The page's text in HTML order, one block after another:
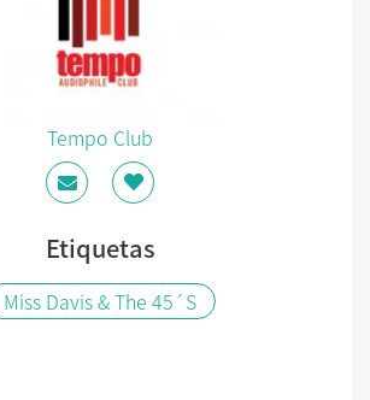
Tempo Club
Etiquetas
Miss Davis & The 45´S